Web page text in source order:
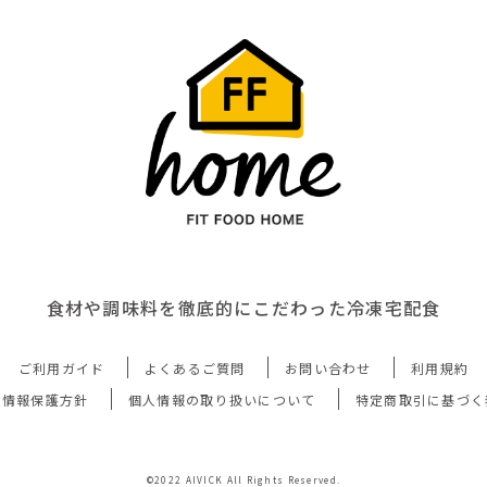
食材や調味料を徹底的にこだわった冷凍宅配食
ご利用ガイド よくあるご質問 お問い合わせ
利用規約
報保護方針
個人情報の取り扱いについて 特定商取引に基づ
©2022 AIVICK All Rights Reserved.